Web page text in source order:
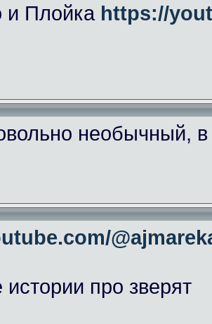
и Плойка https://
необычный,
про зверят